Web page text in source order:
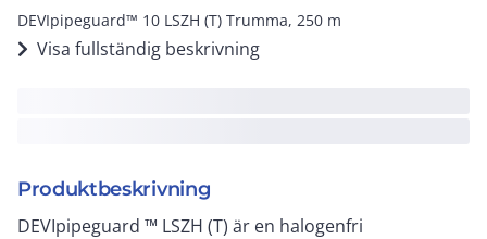
DEVIpipeguard™ 10 LSZH (T) Trumma, 250 m
Visa fullständig beskrivning
Produktbeskrivning
DEVIpipeguard ™ LSZH (T) är en halogenfri